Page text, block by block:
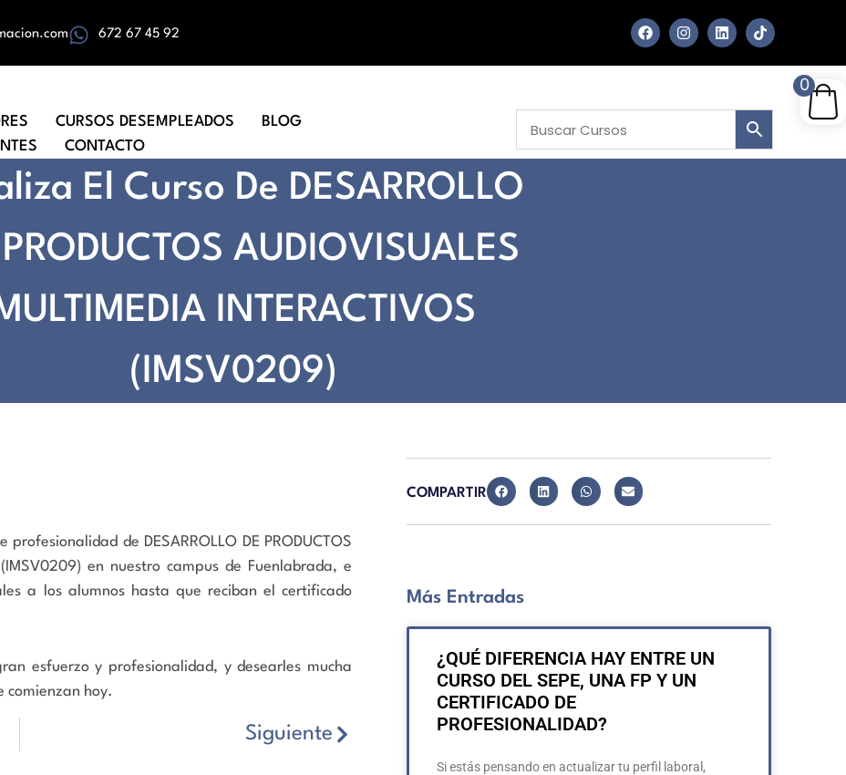
672 67 45 92
CURSOS DESEMPLEADOS
BLOG
CONTACTO
El Curso De DESARROLLO
AUDIOVISUALES
INTERACTIVOS
(IMSV0209)
de DESARROLLO DE PRODUCTOS
(IMSV0209) en nuestro campus de Fuenlabrada, e
a los alumnos hasta que reciban el certificado
esfuerzo y profesionalidad, y desearles mucha
comienzan hoy.
Siguiente
COMPARTIR
Más Entradas
¿QUÉ DIFERENCIA HAY ENTRE UN
CURSO DEL SEPE, UNA FP Y UN
CERTIFICADO DE
PROFESIONALIDAD?
Si estás pensando en actualizar tu perfil laboral,
0